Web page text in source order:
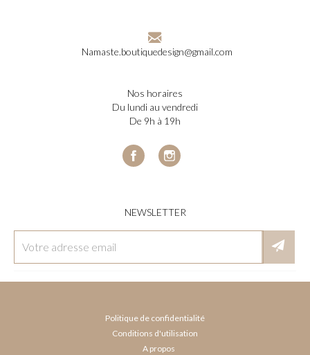
Namaste.boutiquedesign@gmail.com
nos horaires
du lundi au vendredi
de 9h à 19h
Facebook
NEWSLETTER
Politique de confidentialité
Conditions d'utilisation
A propos